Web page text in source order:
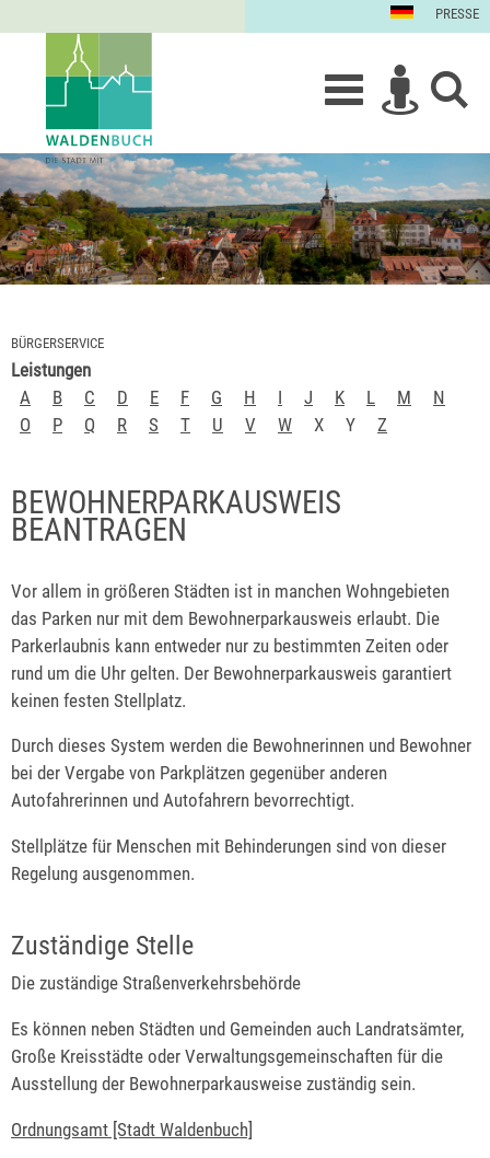
PRESSE
BÜRGERSERVICE
Leistungen
A
B C D E F G H I J K L M
N
O
P Q R S T U V W X Y Z
BEWOHNERPARKAUSWEIS
BEANTRAGEN
Vor allem in größeren Städten ist in manchen Wohngebieten
das Parken nur mit dem Bewohnerparkausweis erlaubt. Die
Parkerlaubnis kann entweder nur zu bestimmten Zeiten oder
rund um die Uhr gelten. Der Bewohnerparkausweis garantiert
keinen festen Stellplatz.
Durch dieses System werden die Bewohnerinnen und Bewohner
bei der Vergabe von Parkplätzen gegenüber anderen
Autofahrerinnen und Autofahrern bevorrechtigt.
Stellplätze für Menschen mit Behinderungen sind von dieser
Regelung ausgenommen.
Zuständige Stelle
Die zuständige Straßenverkehrsbehörde
Es können neben Städten und Gemeinden auch Landratsämter,
Große Kreisstädte oder Verwaltungsgemeinschaften für die
Ausstellung der Bewohnerparkausweise zuständig sein.
Ordnungsamt [Stadt Waldenbuch]